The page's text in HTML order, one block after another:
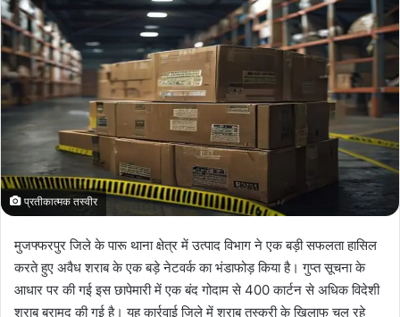
m
i
l
प्रतीकात्मक तस्वीर
मुजफ्फरपुर जिले के पारू थाना क्षेत्र में उत्पाद विभाग ने एक बड़ी सफलता हासिल
करते हुए अवैध शराब के एक बड़े नेटवर्क का भंडाफोड़ किया है। गुप्त सूचना के
आधार पर की गई इस छापेमारी में एक बंद गोदाम से 400 कार्टन से अधिक विदेशी
शराब बरामद की गई है। यह कार्रवाई जिले में शराब तस्करी के खिलाफ चल रहे